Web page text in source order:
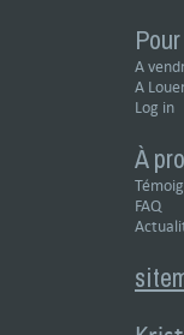
A
A
Log in
À
FAQ